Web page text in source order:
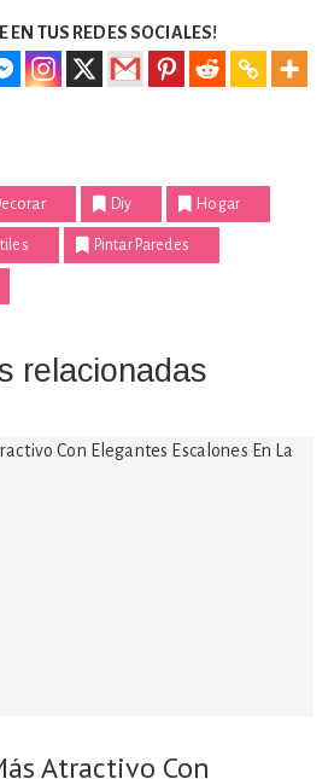
EN TUS REDES SOCIALES!
Diy Hogar
Pintar Paredes
relacionadas
Atractivo Con